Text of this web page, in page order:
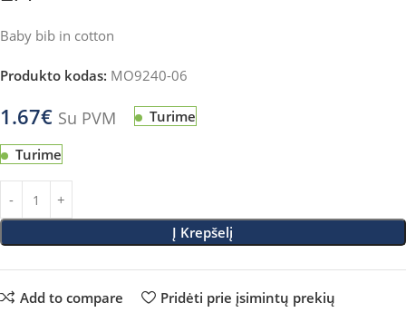
Baby bib in cotton
Produkto kodas: MO9240-06
1.67€ Su PVM Turime
Turime
Į Krepšelį
Add to compare Pridėti prie įsimintų prekių